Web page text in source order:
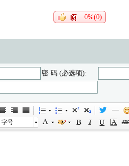
0%(0)
密 码 (必选项):
字号